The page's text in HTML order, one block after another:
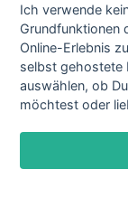
Ich verwende
Grundfunktionen
Online-Erlebnis
selbst gehostete
auswählen, ob
möchtest oder